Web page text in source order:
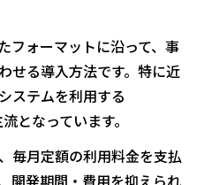
フォーマットに沿って、事
せる導入方法です。特に近
ステムを利用する
となっています。
毎月定額の利用料金を支払
開発期間・費用を抑えられ